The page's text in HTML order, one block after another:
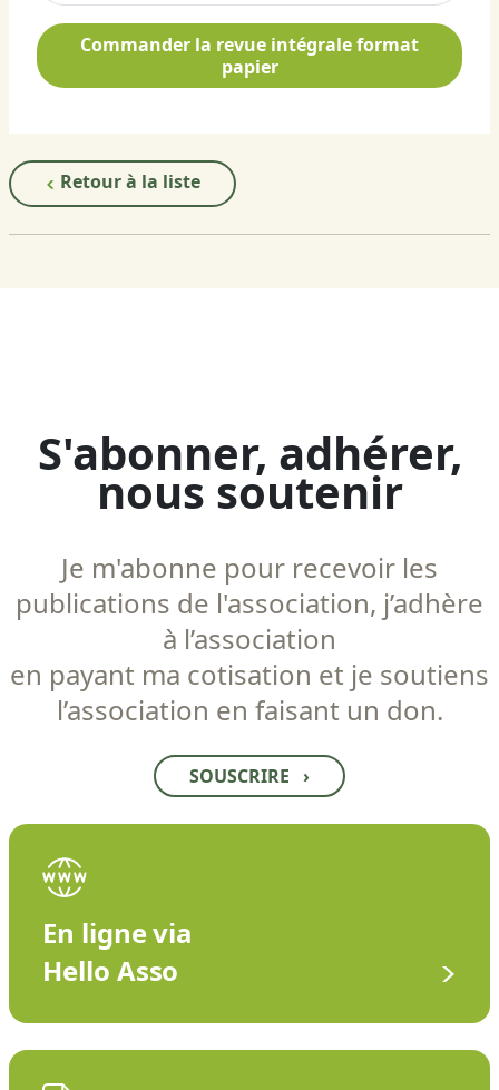
Commander la revue intégrale format
papier
Retour à la liste
S'abonner, adhérer,
nous soutenir
Je m'abonne pour recevoir les
publications de l'association, j’adhère
à l’association
en payant ma cotisation et je soutiens
l’association en faisant un don.
SOUSCRIRE ›
En ligne via
Hello Asso